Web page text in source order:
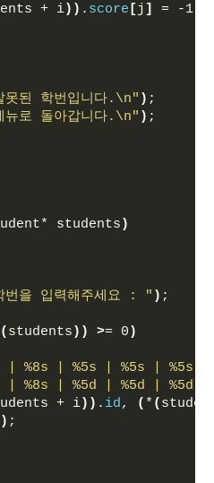
+ i)) . score [j ]
= -1;
못된 학번입니다.\n" ) ;
뉴로 돌아갑니다.\n" ) ;
students )
번을 입력해주세요 : " ) ;
( students )) >= 0 )
| %8s | %5s | %5s | %5s
| %8s | %5d | %5d | %5d
+ i)) . id, ( * (
) ;